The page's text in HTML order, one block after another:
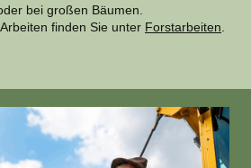
bei großen Bäumen.
finden Sie unter Forstarbeiten